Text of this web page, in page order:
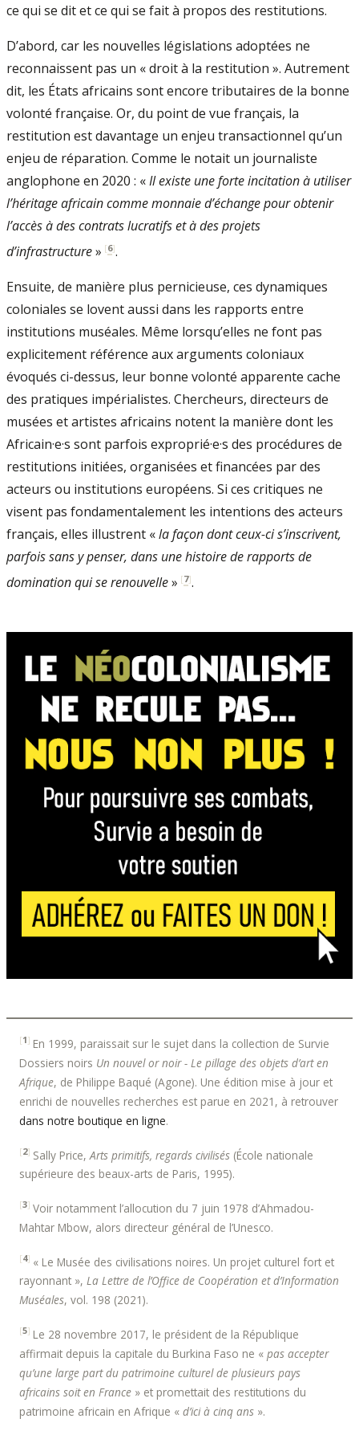
ce qui se dit et ce qui se fait à propos des restitutions.
D’abord, car les nouvelles législations adoptées ne
reconnaissent pas un « droit à la restitution ». Autrement
dit, les États africains sont encore tributaires de la bonne
volonté française. Or, du point de vue français, la
restitution est davantage un enjeu transactionnel qu’un
enjeu de réparation. Comme le notait un journaliste
anglophone en 2020 : «Il existe une forte incitation à utiliser
l’héritage africain comme monnaie d’échange pour obtenir
l’accès à des contrats lucratifs et à des projets
d’infrastructure» [6].
Ensuite, de manière plus pernicieuse, ces dynamiques
coloniales se lovent aussi dans les rapports entre
institutions muséales. Même lorsqu’elles ne font pas
explicitement référence aux arguments coloniaux
évoqués ci-dessus, leur bonne volonté apparente cache
des pratiques impérialistes. Chercheurs, directeurs de
musées et artistes africains notent la manière dont les
Africain·e·s sont parfois exproprié·e·s des procédures de
restitutions initiées, organisées et financées par des
acteurs ou institutions européens. Si ces critiques ne
visent pas fondamentalement les intentions des acteurs
français, elles illustrent «la façon dont ceux-ci s’inscrivent,
parfois sans y penser, dans une histoire de rapports de
domination qui se renouvelle» [7].
[1] En 1999, paraissait sur le sujet dans la collection de Survie
Dossiers noirs Un nouvel or noir - Le pillage des objets d’art en
Afrique, de Philippe Baqué (Agone). Une édition mise à jour et
enrichi de nouvelles recherches est parue en 2021, à retrouver
dans notre boutique en ligne.
[2] Sally Price, Arts primitifs, regards civilisés (École nationale
supérieure des beaux-arts de Paris, 1995).
[3] Voir notamment l’allocution du 7 juin 1978 d’Ahmadou-
Mahtar Mbow, alors directeur général de l’Unesco.
[4] « Le Musée des civilisations noires. Un projet culturel fort et
rayonnant », La Lettre de l’Office de Coopération et d’Information
Muséales, vol. 198 (2021).
[5] Le 28 novembre 2017, le président de la République
affirmait depuis la capitale du Burkina Faso ne « pas accepter
qu’une large part du patrimoine culturel de plusieurs pays
africains soit en France » et promettait des restitutions du
patrimoine africain en Afrique « d’ici à cinq ans ».